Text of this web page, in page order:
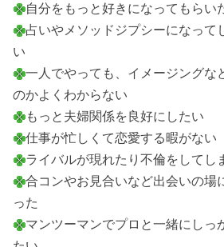
自分をもっと好きになってもらい
占いやメソッドジプシーになって
い
一人でやっても、イメージングな
のかよくわからない
もっと夫婦関係を良好にしたい
仕事が忙しくて恋愛する暇がない
ライバルが現れたり不倫をしてし
合コンやお見合いなど出会いの場
った
マンツーマンでプロと一緒にしっ